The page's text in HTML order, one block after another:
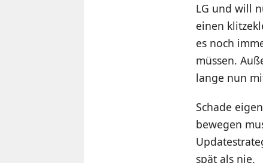
LG und will
einen
es noch
müssen.
lange nun
Schade
bewegen
spät als nie.